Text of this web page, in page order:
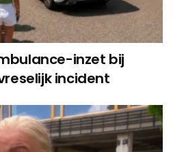
inzet bij
incident